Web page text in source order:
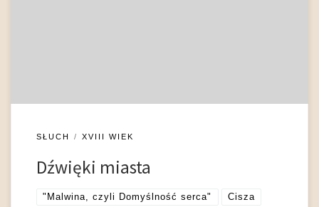
SŁUCH XVIII WIEK
Dźwięki miasta
"Malwina, czyli Domyślność serca" Cisza